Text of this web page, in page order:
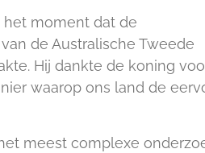
het moment dat de
de Australische Tweede
Hij dankte de koning
waarop ons land de
meest complexe